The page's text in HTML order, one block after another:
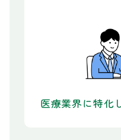
医療業界に特化